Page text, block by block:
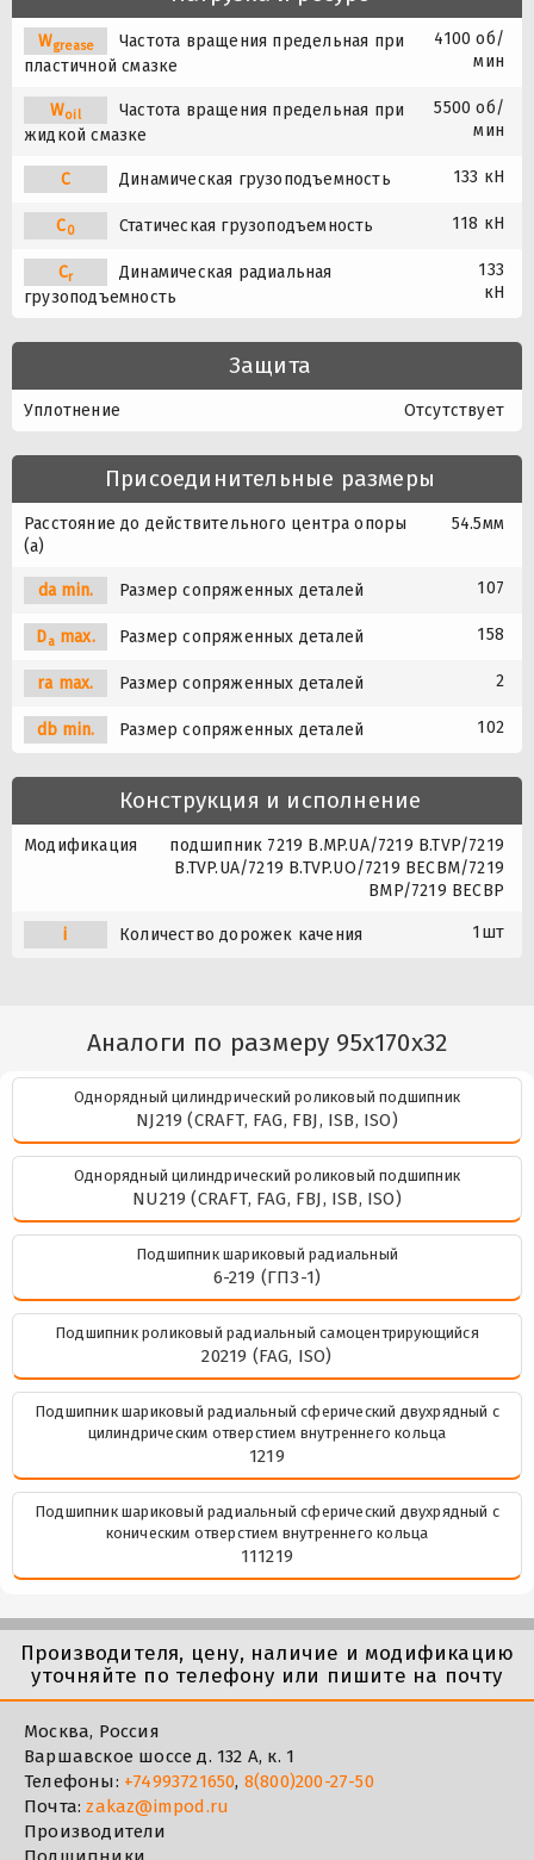
Wgrease
Частота вращения предельная при
пластичной смазке
4100 об/
мин
Woil
Частота вращения предельная при
жидкой смазке
5500 об/
мин
C Динамическая грузоподъемность 133 кН
C0 Статическая грузоподъемность 118 кН
Cr
Динамическая радиальная
грузоподъемность
133
кН
Защита
Уплотнение Отсутствует
Присоединительные размеры
Расстояние до действительного центра опоры
(a)
54.5мм
da min. Размер сопряженных деталей 107
Damax. Размер сопряженных деталей 158
ra max. Размер сопряженных деталей 2
db min. Размер сопряженных деталей 102
Конструкция и исполнение
Модификация
подшипник 7219 B.MP.UA/7219 B.TVP/7219
B.TVP.UA/7219 B.TVP.UO/7219 BECBM/7219
BMP/7219 BECBP
i Количество дорожек качения 1шт
Аналоги по размеру 95x170x32
Однорядный цилиндрический роликовый подшипник
NJ219 (CRAFT, FAG, FBJ, ISB, ISO)
Однорядный цилиндрический роликовый подшипник
NU219 (CRAFT, FAG, FBJ, ISB, ISO)
Подшипник шариковый радиальный
6-219 (ГПЗ-1)
Подшипник роликовый радиальный самоцентрирующийся
20219 (FAG, ISO)
Подшипник шариковый радиальный сферический двухрядный с
цилиндрическим отверстием внутреннего кольца
1219
Подшипник шариковый радиальный сферический двухрядный с
коническим отверстием внутреннего кольца
111219
Производителя, цену, наличие и модификацию
уточняйте по телефону или пишите на почту
Москва, Россия
Варшавское шоссе д. 132 А, к. 1
Телефоны: +74993721650, 8(800)200-27-50
Почта:zakaz@impod.ru
Производители